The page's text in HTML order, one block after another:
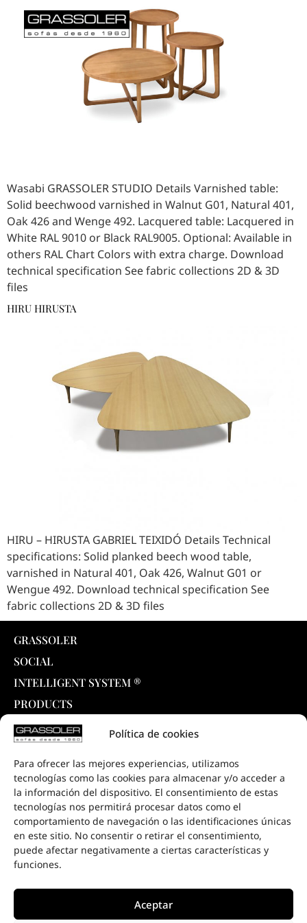
Política de cookies
Para ofrecer las mejores experiencias, utilizamos
tecnologías como las cookies para almacenar y/o acceder a
la información del dispositivo. El consentimiento de estas
tecnologías nos permitirá procesar datos como el
comportamiento de navegación o las identificaciones únicas
en este sitio. No consentir o retirar el consentimiento,
puede afectar negativamente a ciertas características y
funciones.
Aceptar
Wasabi GRASSOLER STUDIO Details Varnished table:
Solid beechwood varnished in Walnut G01, Natural 401,
Oak 426 and Wenge 492. Lacquered table: Lacquered in
White RAL 9010 or Black RAL9005. Optional: Available in
others RAL Chart Colors with extra charge. Download
technical specification See fabric collections 2D & 3D
files
HIRU HIRUSTA
HIRU – HIRUSTA GABRIEL TEIXIDÓ Details Technical
specifications: Solid planked beech wood table,
varnished in Natural 401, Oak 426, Walnut G01 or
Wengue 492. Download technical specification See
fabric collections 2D & 3D files
GRASSOLER
SOCIAL
INTELLIGENT SYSTEM ®
PRODUCTS
COLLECTIONS
DOWNLOADS
PROJECTS
SALE POINTS
CONTACT